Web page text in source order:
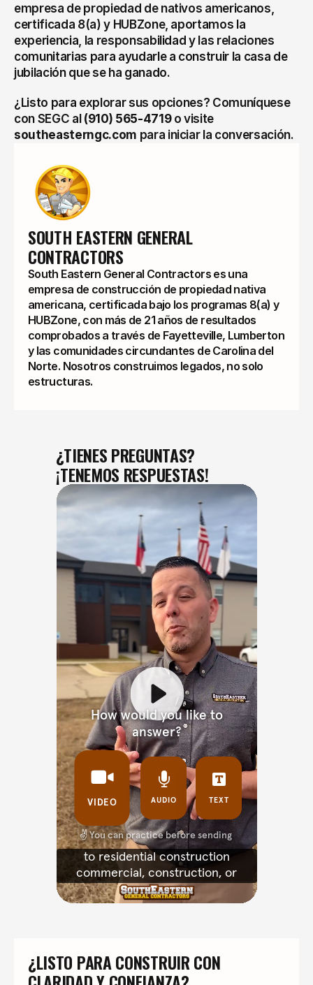
empresa de propiedad de nativos americanos,
certificada 8(a) y HUBZone, aportamos la
experiencia, la responsabilidad y las relaciones
comunitarias para ayudarle a construir la casa de
jubilación que se ha ganado.
¿Listo para explorar sus opciones? Comuníquese
con SEGC al (910) 565-4719
southeasterngc.com para iniciar la conversación.
SOUTH EASTERN GENERAL
CONTRACTORS
South Eastern General Contractors es una
empresa de construcción de propiedad nativa
americana, certificada bajo los programas 8(a) y
HUBZone, con más de 21 años de resultados
comprobados a través de Fayetteville, Lumberton
y las comunidades circundantes de Carolina del
Norte. Nosotros construimos legados, no solo
estructuras.
¿TIENES PREGUNTAS?
¡TENEMOS RESPUESTAS!
¿LISTO PARA CONSTRUIR CON